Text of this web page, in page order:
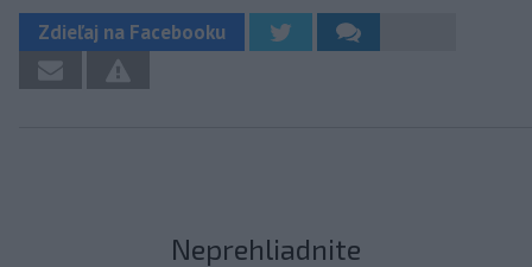
Zdieľaj na Facebooku
Neprehliadnite